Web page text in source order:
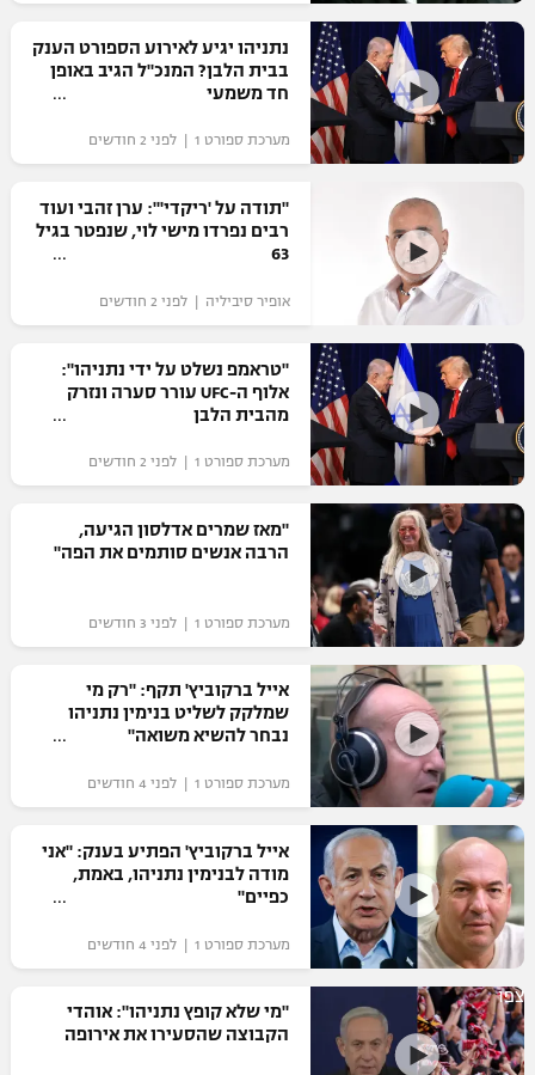
רשיון להקרנה פומבית לבית עסק
הצטרפות לחבילת הערוצים
לוח דרושים – ג'ובנט
נתניהו יגיע לאירוע הספורט הענק
בבית הלבן? המנכ"ל הגיב באופן
חד משמעי
מערכת ספורט 1 | לפני 2 חודשים
"תודה על 'ריקדי'": ערן זהבי ועוד
רבים נפרדו מישי לוי, שנפטר בגיל
63
אופיר סיביליה | לפני 2 חודשים
"טראמפ נשלט על ידי נתניהו":
אלוף ה-UFC עורר סערה ונזרק
מהבית הלבן
מערכת ספורט 1 | לפני 2 חודשים
"מאז שמרים אדלסון הגיעה,
הרבה אנשים סותמים את הפה"
מערכת ספורט 1 | לפני 3 חודשים
אייל ברקוביץ' תקף: "רק מי
שמלקק לשליט בנימין נתניהו
נבחר להשיא משואה"
מערכת ספורט 1 | לפני 4 חודשים
אייל ברקוביץ' הפתיע בענק: "אני
מודה לבנימין נתניהו, באמת,
כפיים"
מערכת ספורט 1 | לפני 4 חודשים
צפו
"מי שלא קופץ נתניהו": אוהדי
הקבוצה שהסעירו את אירופה